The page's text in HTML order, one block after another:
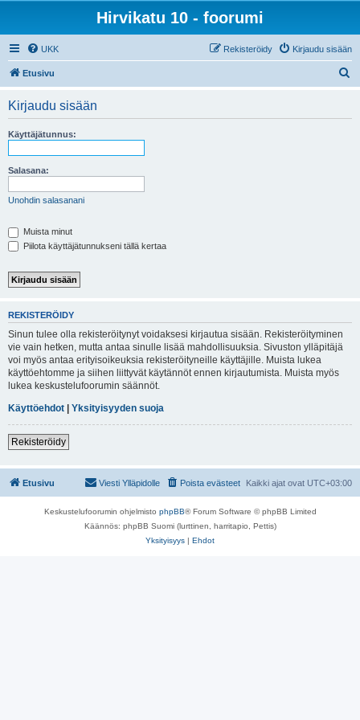
Hirvikatu 10 - foorumi
UKK Kirjaudu sisään
Rekisteröidy
Etusivu
Kirjaudu sisään
Käyttäjätunnus:
Salasana:
Unohdin salasanani
Muista minut
Piilota käyttäjätunnukseni tällä kertaa
REKISTERÖIDY
Sinun tulee olla rekisteröitynyt voidaksesi kirjautua sisään. Rekisteröityminen
vie vain hetken, mutta antaa sinulle lisää mahdollisuuksia. Sivuston ylläpitäjä
voi myös antaa erityisoikeuksia rekisteröityneille käyttäjille. Muista lukea
käyttöehtomme ja siihen liittyvät käytännöt ennen kirjautumista. Muista myös
lukea keskustelufoorumin säännöt.
Käyttöehdot | Yksityisyyden suoja
Rekisteröidy
Etusivu Kaikki ajat ovat UTC+03:00
Poista evästeet
Viesti Ylläpidolle
Keskustelufoorumin ohjelmisto phpBB® Forum Software © phpBB Limited
Käännös: phpBB Suomi (lurttinen, harritapio, Pettis)
Yksityisyys | Ehdot